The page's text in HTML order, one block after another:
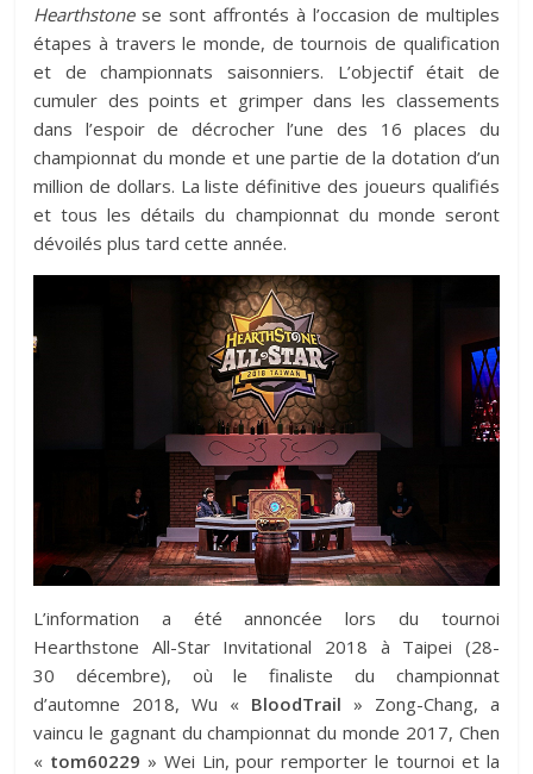
Hearthstonese sont affrontés à l’occasion de multiples
étapes à travers le monde, de tournois de qualification
et de championnats saisonniers. L’objectif était de
cumuler des points et grimper dans les classements
dans l’espoir de décrocher l’une des 16 places du
championnat du monde et une partie de la dotation d’un
million de dollars. La liste définitive des joueurs qualifiés
et tous les détails du championnat du monde seront
dévoilés plus tard cette année.
L’information a été annoncée lors du tournoi
Hearthstone All-Star Invitational 2018 à Taipei (28-
30 décembre), où le finaliste du championnat
d’automne 2018, Wu « BloodTrail » Zong-Chang, a
vaincu le gagnant du championnat du monde 2017, Chen
« tom60229 » Wei Lin, pour remporter le tournoi et la